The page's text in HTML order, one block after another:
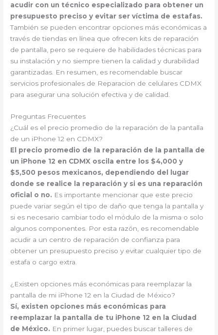
acudir con un técnico especializado para obtener un
presupuesto preciso y evitar ser víctima de estafas.
También se pueden encontrar opciones más económicas a
través de tiendas en línea que ofrecen kits de reparación
de pantalla, pero se requiere de habilidades técnicas para
su instalación y no siempre tienen la calidad y durabilidad
garantizadas. En resumen, es recomendable buscar
servicios profesionales de Reparacion de celulares CDMX
para asegurar una solución efectiva y de calidad.
Preguntas Frecuentes
¿Cuál es el precio promedio de la reparación de la pantalla
de un iPhone 12 en CDMX?
El precio promedio de la reparación de la pantalla de
un iPhone 12 en CDMX oscila entre los $4,000 y
$5,500 pesos mexicanos, dependiendo del lugar
donde se realice la reparación y si es una reparación
oficial o no. Es importante mencionar que este precio
puede variar según el tipo de daño que tenga la pantalla y
si es necesario cambiar todo el módulo de la misma o solo
algunos componentes. Por esta razón, es recomendable
acudir a un centro de reparación de confianza para
obtener un presupuesto preciso y evitar cualquier tipo de
estafa o cargo extra.
¿Existen opciones más económicas para reemplazar la
pantalla de mi iPhone 12 en la Ciudad de México?
Sí, existen opciones más económicas para
reemplazar la pantalla de tu iPhone 12 en la Ciudad
de México. En primer lugar, puedes buscar talleres de